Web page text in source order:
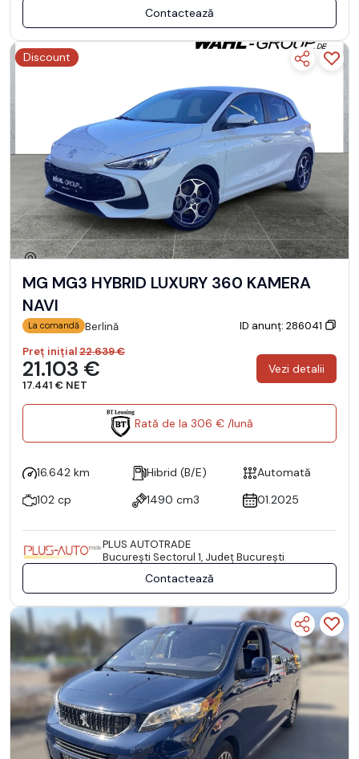
Contactează
Discount
MG MG3 HYBRID LUXURY 360 KAMERA
NAVI
La comandă Berlină
ID anunț: 286041
Preț inițial22.639 €
21.103 €
17.441 € NET
Vezi detalii
Rată de la 306 € /lună
16.642 km Hibrid (B/E)
Automată
102 cp
1490 cm3 01.2025
PLUS AUTOTRADE
Bucureşti Sectorul 1, Județ București
Contactează